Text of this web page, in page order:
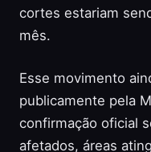
cortes estariam
mês.
Esse movimento
publicamente pela
confirmação oficial
afetados, áreas